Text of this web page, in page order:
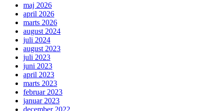
maj 2026
april 2026
marts 2026
august 2024
juli 2024
august 2023
juli 2023
juni 2023
april 2023
marts 2023
februar 2023
januar 2023
december 2022